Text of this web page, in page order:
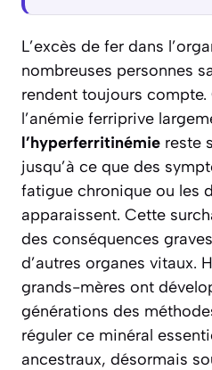
L’excès de fer dans
nombreuses personnes
rendent toujours
l’anémie ferriprive
l’hyperferritinémie reste
jusqu’à ce que des
fatigue chronique ou les
apparaissent. Cette
des conséquences
d’autres organes vitaux.
grands-mères ont
générations des
réguler ce minéral
ancestraux, désormais